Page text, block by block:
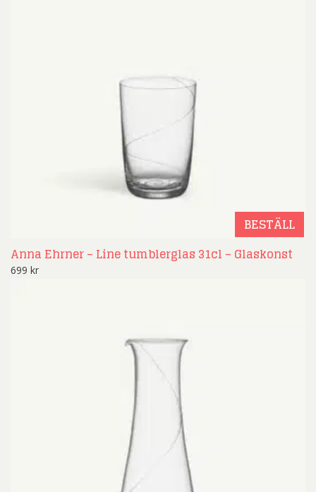
BESTÄLL
Anna Ehrner – Line tumblerglas 31cl – Glaskonst
699 kr